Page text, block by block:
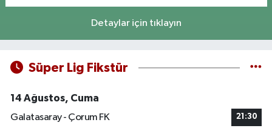
Detaylar için tıklayın
Süper Lig Fikstür
14 Ağustos, Cuma
Galatasaray - Çorum FK
21:30